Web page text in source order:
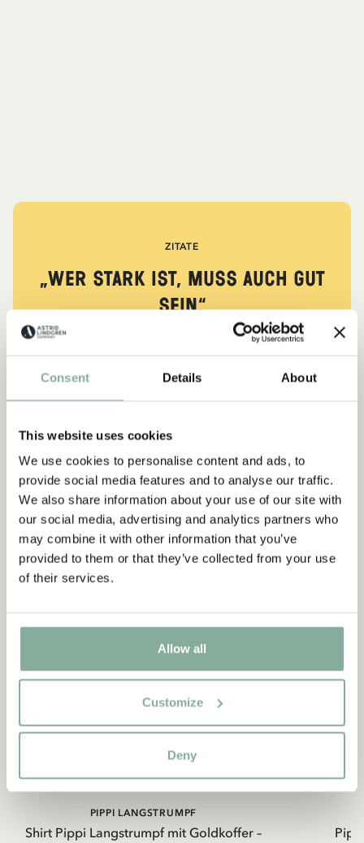
Consent Details About
This website uses cookies
We use cookies to personalise content and ads, to
provide social media features and to analyse our traffic.
We also share information about your use of our site with
our social media, advertising and analytics partners who
may combine it with other information that you’ve
provided to them or that they’ve collected from your use
of their services.
Allow all
Customize
Deny
ZITATE
„Wer stark ist, muss auch gut
sein.“
aus Kennst du Pippi Langstrumpf?
NEU
Shirt Pippi Langstrumpf mit Goldkoffer –
PIPPI LANGSTRUMPF
-15%